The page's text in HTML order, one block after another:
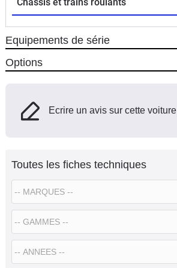
Equipements de série
Options
Ecrire un avis sur cette voiture
Toutes les fiches techniques